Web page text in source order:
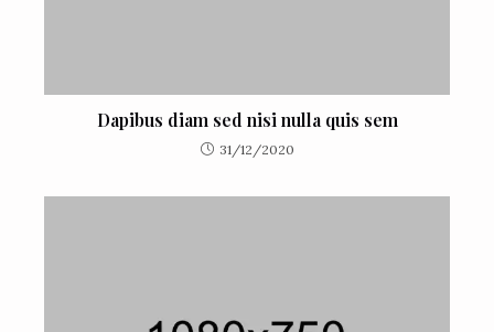
Dapibus diam sed nisi nulla quis sem
31/12/2020